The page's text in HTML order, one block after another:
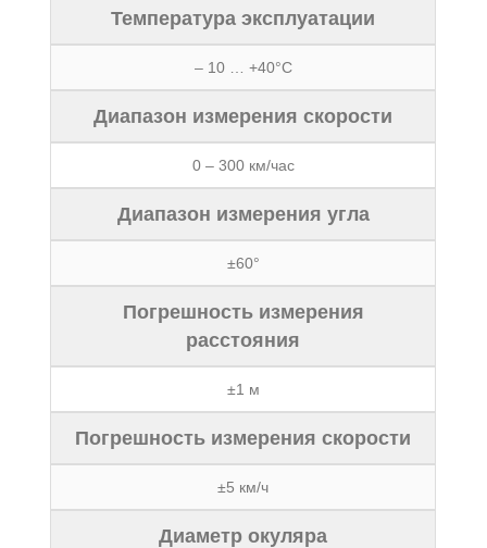
Температура эксплуатации
– 10 … +40°С
Диапазон измерения скорости
0 – 300 км/час
Диапазон измерения угла
±60°
Погрешность измерения
расстояния
±1 м
Погрешность измерения скорости
±5 км/ч
Диаметр окуляра